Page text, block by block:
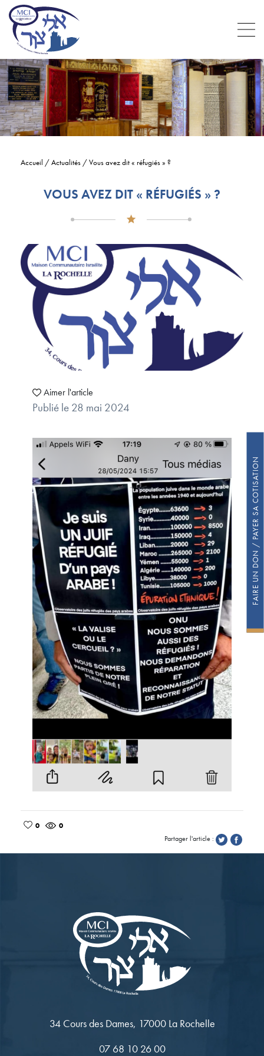
FAIRE UN DON / PAYER SA COTISATION
Accueil /Actualités /Vous avez dit « réfugiés » ?
VOUS AVEZ DIT « RÉFUGIÉS » ?
Aimer l'article
Publié le 28 mai 2024
0
0
Partager l'article :
34 Cours des Dames, 17000 La Rochelle
07 68 10 26 00